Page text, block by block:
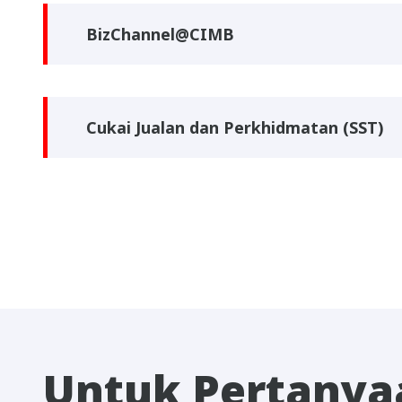
BizChannel@CIMB
Cukai Jualan dan Perkhidmatan (SST)
Untuk